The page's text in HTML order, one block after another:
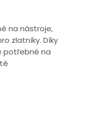
na nástroje,
zlatníky. Díky
potřebné na